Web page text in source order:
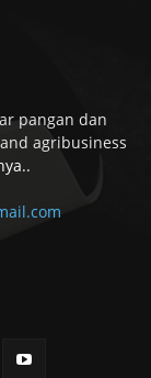
pangan dan
agribusiness